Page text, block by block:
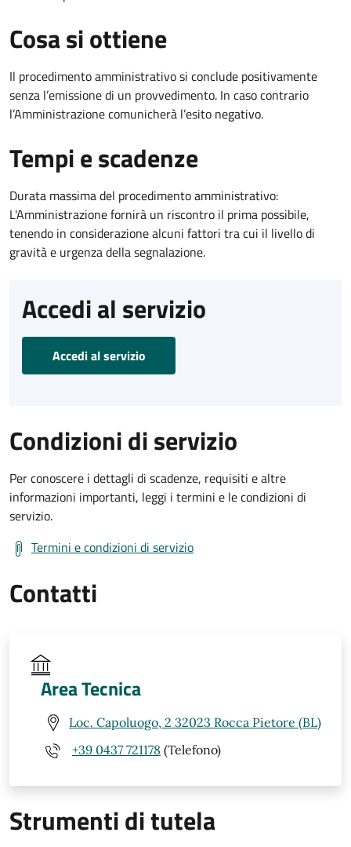
Cosa si ottiene
Il procedimento amministrativo si conclude positivamente
senza l’emissione di un provvedimento. In caso contrario
l’Amministrazione comunicherà l’esito negativo.
Tempi e scadenze
Durata massima del procedimento amministrativo:
L'Amministrazione fornirà un riscontro il prima possibile,
tenendo in considerazione alcuni fattori tra cui il livello di
gravità e urgenza della segnalazione.
Accedi al servizio
Accedi al servizio
Condizioni di servizio
Per conoscere i dettagli di scadenze, requisiti e altre
informazioni importanti, leggi i termini e le condizioni di
servizio.
Termini e condizioni di servizio
Contatti
Area Tecnica
Loc. Capoluogo, 2 32023 Rocca Pietore (BL)
+39 0437 721178 (Telefono)
Strumenti di tutela